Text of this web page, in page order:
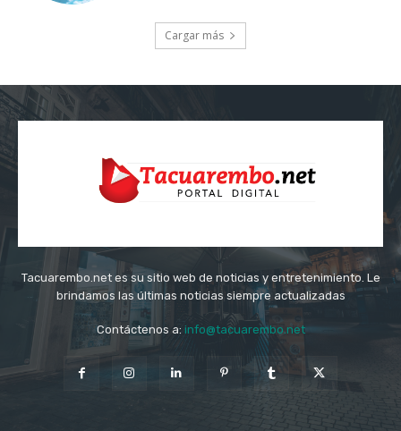
Cargar más
Tacuarembo.net es su sitio web de noticias y entretenimiento. Le
brindamos las últimas noticias siempre actualizadas
Contáctenos a: info@tacuarembo.net